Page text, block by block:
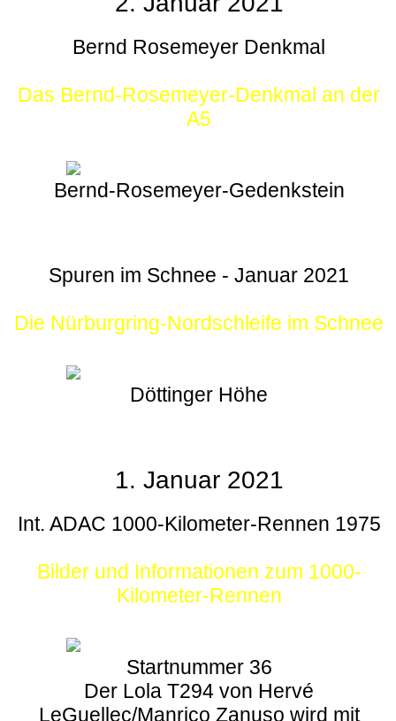
Bernd Rosemeyer Denkmal
Das Bernd-Rosemeyer-Denkmal an der
A5
Bernd-Rosemeyer-Gedenkstein
Spuren im Schnee - Januar 2021
Die Nürburgring-Nordschleife im Schnee
Döttinger Höhe
1. Januar 2021
Int. ADAC 1000-Kilometer-Rennen 1975
Bilder und Informationen zum 1000-
Kilometer-Rennen
Startnummer 36
Der Lola T294 von Hervé
LeGuellec/Manrico Zanuso wird mit